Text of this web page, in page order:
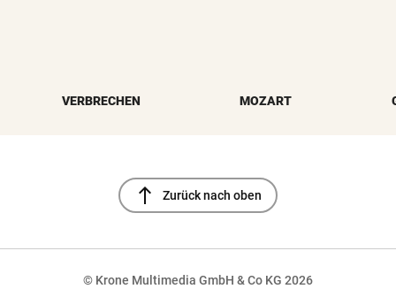
VERBRECHEN MOZART
north Zurück nach oben
© Krone Multimedia GmbH & Co KG 2026